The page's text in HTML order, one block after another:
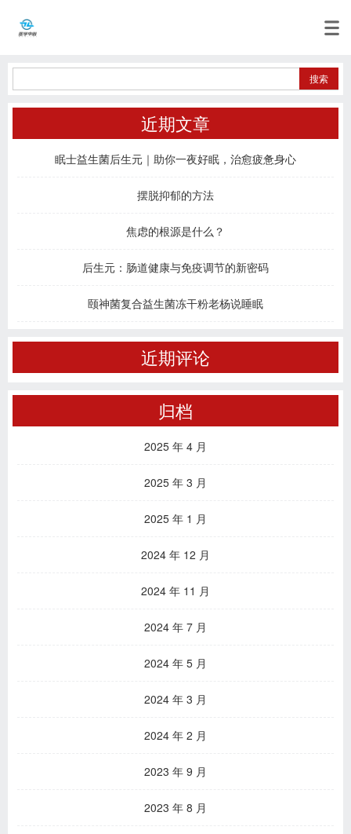
近期文章
眠士益生菌后生元｜助你一夜好眠，治愈疲惫身心
摆脱抑郁的方法
焦虑的根源是什么？
后生元：肠道健康与免疫调节的新密码
颐神菌复合益生菌冻干粉老杨说睡眠
近期评论
归档
2025 年 4 月
2025 年 3 月
2025 年 1 月
2024 年 12 月
2024 年 11 月
2024 年 7 月
2024 年 5 月
2024 年 3 月
2024 年 2 月
2023 年 9 月
2023 年 8 月